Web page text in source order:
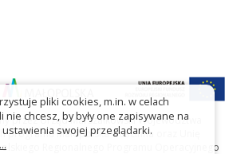
przez Urząd Marszałkowski Województwa
programu Małopolska Gościnna oraz Unię
Regionalnego Programu Operacyjnego
pliki cookies, m.in. w celach
nie chcesz, by były one zapisywane na
swojej przeglądarki.